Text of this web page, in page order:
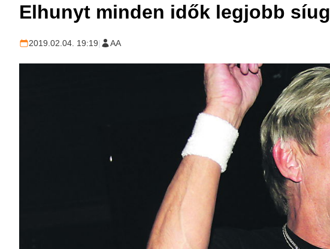
Elhunyt minden idők legjobb
2019.02.04. 19:19| AA